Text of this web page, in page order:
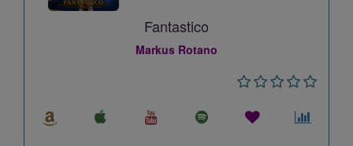
Fantastico
Markus Rotano